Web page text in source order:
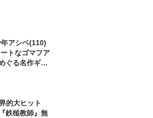
年アシベ(110)
トなゴマフア
ぐる名作ギャ
的大ヒット
鉄槌教師』無